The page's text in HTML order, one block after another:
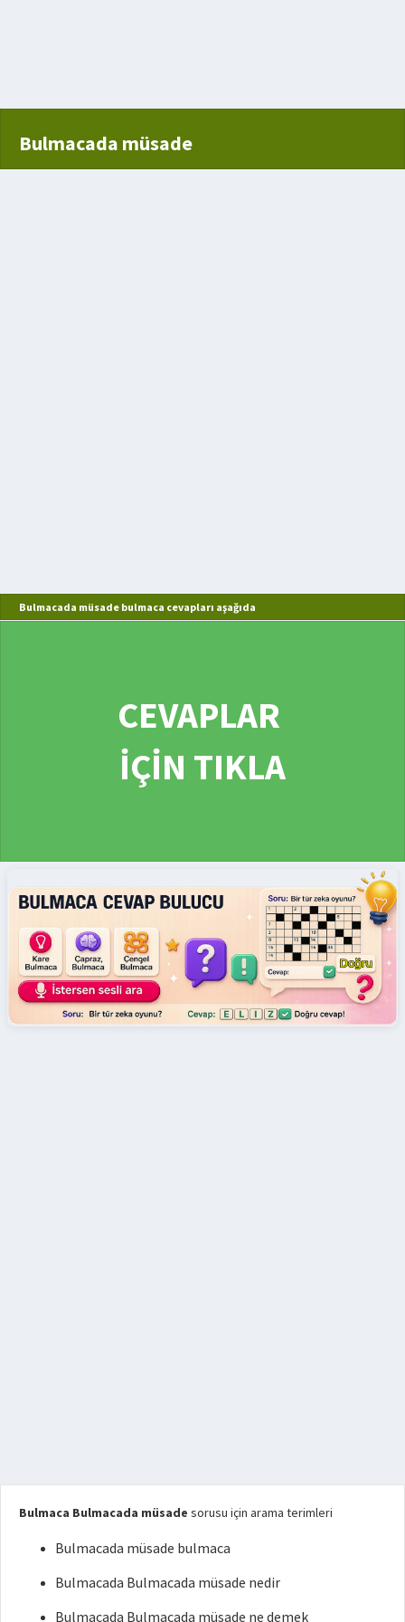
Bulmacada müsade
Bulmacada müsade bulmaca cevapları aşağıda
CEVAPLAR
İÇİN TIKLA
Bulmaca Bulmacada müsade sorusu için arama terimleri
Bulmacada müsade bulmaca
Bulmacada Bulmacada müsade nedir
Bulmacada Bulmacada müsade ne demek